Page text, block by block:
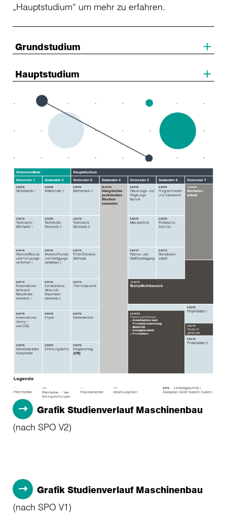
„Hauptstudium“ um mehr zu erfahren.
Grundstudium
Hauptstudium
Grafik Studienverlauf Maschinenbau
(nach SPO V2)
Grafik Studienverlauf Maschinenbau
(nach SPO V1)